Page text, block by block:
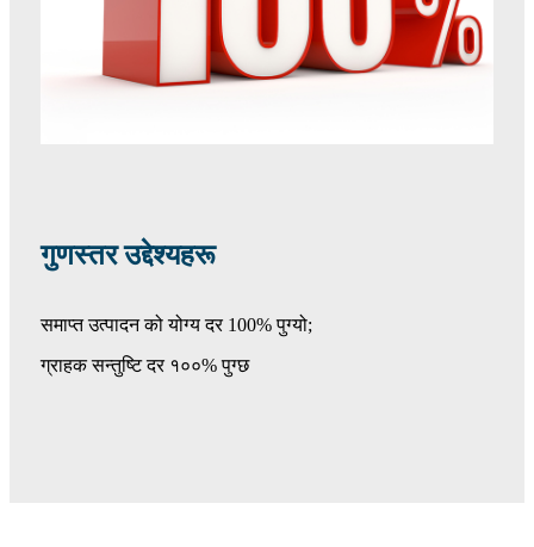
गुणस्तर उद्देश्यहरू
समाप्त उत्पादन को योग्य दर 100% पुग्यो;
ग्राहक सन्तुष्टि दर १००% पुग्छ